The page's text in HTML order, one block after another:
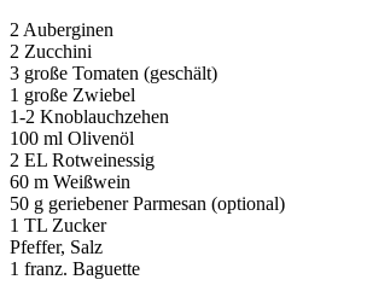
2 Auberginen
2 Zucchini
3 große Tomaten (geschält)
1 große Zwiebel
1-2 Knoblauchzehen
100 ml Olivenöl
2 EL Rotweinessig
60 m Weißwein
50 g geriebener Parmesan (optional)
1 TL Zucker
Pfeffer, Salz
1 franz. Baguette